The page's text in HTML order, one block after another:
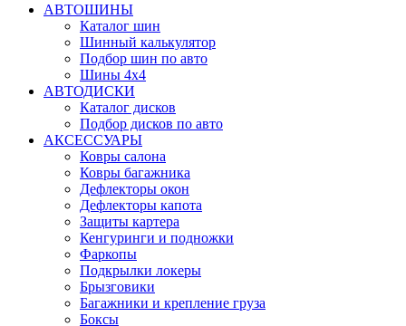
АВТОШИНЫ
Каталог шин
Шинный калькулятор
Подбор шин по авто
Шины 4x4
АВТОДИСКИ
Каталог дисков
Подбор дисков по авто
АКСЕССУАРЫ
Ковры салона
Ковры багажника
Дефлекторы окон
Дефлекторы капота
Защиты картера
Кенгуринги и подножки
Фаркопы
Подкрылки локеры
Брызговики
Багажники и крепление груза
Боксы